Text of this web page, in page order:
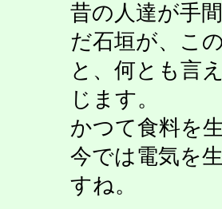
昔の人達が手
だ石垣が、こ
と、何とも言
じます。
かつて食料を
今では電気を
すね。